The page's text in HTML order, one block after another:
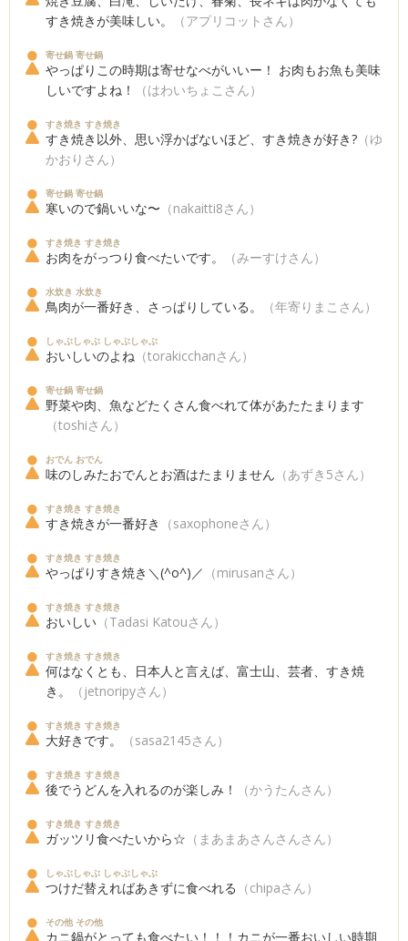
すき焼きが美味しい。
（アプリコットさん）
寄せ鍋 寄せ鍋
やっぱりこの時期は寄せなべがいいー！ お肉もお魚も美味
しいですよね！
（はわいちょこさん）
すき焼き すき焼き
すき焼き以外、思い浮かばないほど、すき焼きが好き? （ゆ
かおりさん）
寄せ鍋 寄せ鍋
寒いので鍋いいな〜 （nakaitti8さん）
すき焼き すき焼き
お肉をがっつり食べたいです。 （みーすけさん）
水炊き 水炊き
鳥肉が一番好き、さっぱりしている。 （年寄りまこさん）
しゃぶしゃぶ しゃぶしゃぶ
おいしいのよね （torakicchanさん）
寄せ鍋 寄せ鍋
野菜や肉、魚などたくさん食べれて体があたたまります
（toshiさん）
おでん おでん
味のしみたおでんとお酒はたまりません （あずき5さん）
すき焼き すき焼き
すき焼きが一番好き （saxophoneさん）
すき焼き すき焼き
やっぱりすき焼き＼(^o^)／ （mirusanさん）
すき焼き すき焼き
おいしい （Tadasi Katouさん）
すき焼き すき焼き
何はなくとも、日本人と言えば、富士山、芸者、すき焼
き。
（jetnoripyさん）
すき焼き すき焼き
大好きです。 （sasa2145さん）
すき焼き すき焼き
後でうどんを入れるのが楽しみ！ （かうたんさん）
すき焼き すき焼き
ガッツリ食べたいから☆ （まあまあさんさんさん）
しゃぶしゃぶ しゃぶしゃぶ
つけだ替えればあきずに食べれる （chipaさん）
その他 その他
カニ鍋がとっても食べたい！！！カニが一番おいしい時期